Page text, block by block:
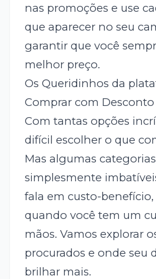
nas promoções e use
que aparecer no seu
garantir que você
melhor preço.
Os Queridinhos da
Comprar com Desconto
Com tantas opções
difícil escolher o que
Mas algumas
simplesmente
fala em custo-
quando você tem um
mãos. Vamos explorar
procurados e onde seu
brilhar mais.